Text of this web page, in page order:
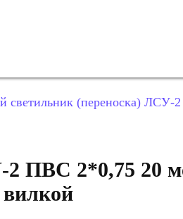
светильник (переноска)
ПВС 2*0,75 20
вилкой